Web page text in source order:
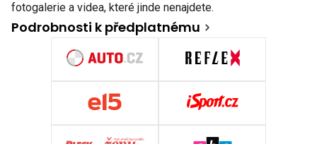
fotogalerie a videa, které jinde nenajdete.
Podrobnosti k předplatnému